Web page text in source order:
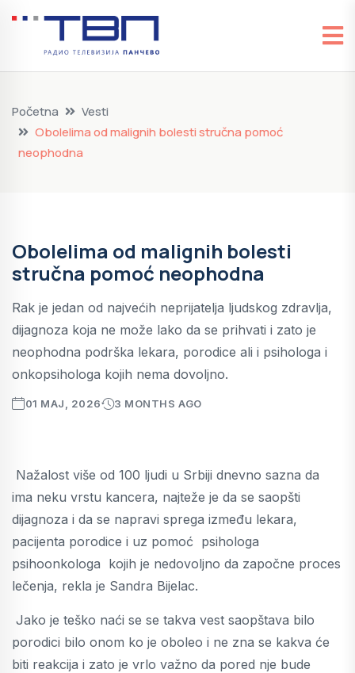
Početna
Vesti
Obolelima od malignih bolesti stručna pomoć
neophodna
Obolelima od malignih bolesti
stručna pomoć neophodna
Rak je jedan od najvećih neprijatelja ljudskog zdravlja,
dijagnoza koja ne može lako da se prihvati i zato je
neophodna podrška lekara, porodice ali i psihologa i
onkopsihologa kojih nema dovoljno.
01 MAJ, 2026 3 MONTHS AGO
Nažalost više od 100 ljudi u Srbiji dnevno sazna da
ima neku vrstu kancera, najteže je da se saopšti
dijagnoza i da se napravi sprega između lekara,
pacijenta porodice i uz pomoć psihologa
psihoonkologa kojih je nedovoljno da započne proces
lečenja, rekla je Sandra Bijelac.
Jako je teško naći se se takva vest saopštava bilo
porodici bilo onom ko je oboleo i ne zna se kakva će
biti reakcija i zato je vrlo važno da pored nje bude